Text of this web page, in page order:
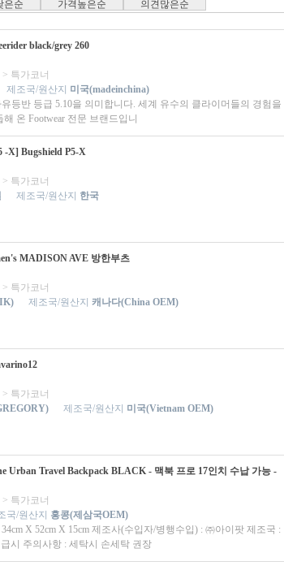
은순 가격높은순 의견많은순
black/grey 260
> 특가코너
조국/원산지 미국(madeinchina)
등반 등급 5.10을 의미합니다. 세계 유수의 클라이머들의 경험을
온 Footwear 전문 브랜드입니
-X] Bugshield P5-X
> 특가코너
제조국/원산지 한국
MADISON AVE 방한부츠
> 특가코너
제조국/원산지 캐나다(China OEM)
> 특가코너
제조국/원산지 미국(Vietnam OEM)
Urban Travel Backpack BLACK - 맥북 프로 17인치 수납 가능 -
> 특가코너
/원산지 홍콩(제삼국OEM)
X 52cm X 15cm 제조사(수입자/병행수입) : ㈜아이팟 제조국 :
시 주의사항 : 세탁시 손세탁 권장